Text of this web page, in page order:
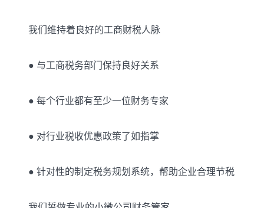
我们维持着良好的工商财税人脉
● 与工商税务部门保持良好关系
● 每个行业都有至少一位财务专家
● 对行业税收优惠政策了如指掌
● 针对性的制定税务规划系统，帮助企业合理节税